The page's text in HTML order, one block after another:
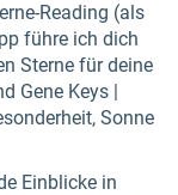
Reading (als
führe ich dich
Sterne für deine
Gene Keys |
Sonne
Einblicke in